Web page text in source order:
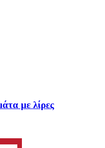
με λίρες